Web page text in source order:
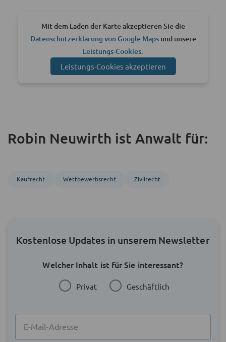
Mit dem Laden der Karte akzeptieren Sie die
Datenschutzerklärung von Google Mapsund unsere
Leistungs-Cookies.
Leistungs-Cookies akzeptieren
Robin Neuwirth ist Anwalt für:
Kaufrecht Wettbewerbsrecht Zivil­recht
Kostenlose Updates in unserem Newsletter
Welcher Inhalt ist für Sie interessant?
Privat Geschäftlich